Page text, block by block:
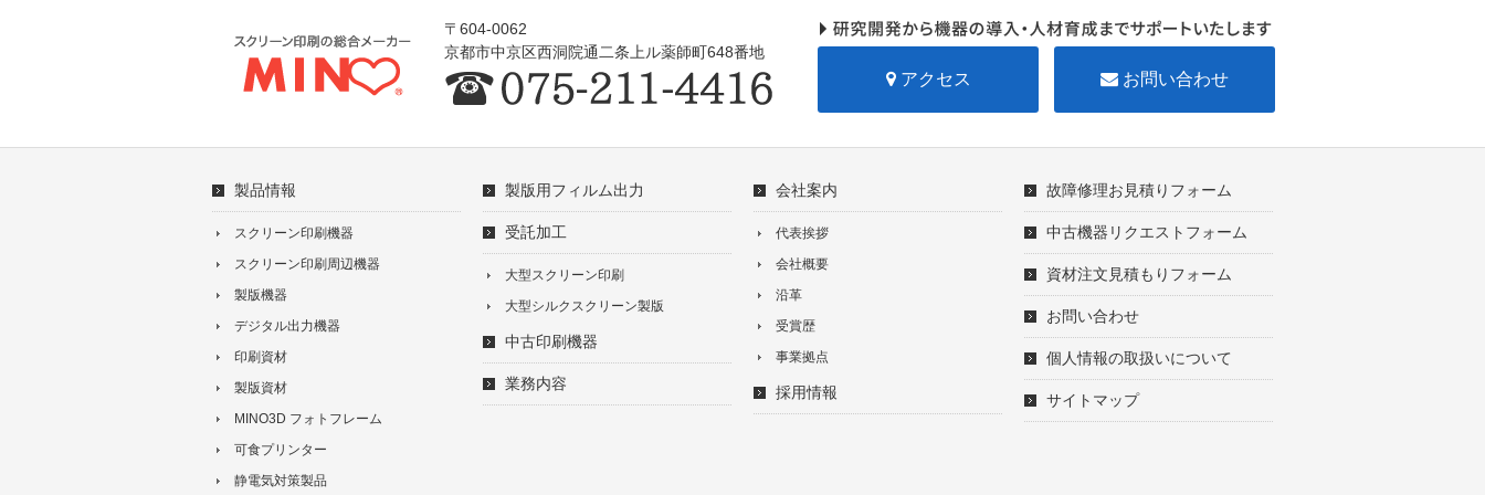
〒604-0062
京都市中京区西洞院通二条上ル薬師町648番地
アクセス お問い合わせ
製品情報
スクリーン印刷機器
スクリーン印刷周辺機器
製版機器
デジタル出力機器
印刷資材
製版資材
MINO3D フォトフレーム
可食プリンター
静電気対策製品
製版用フィルム出力
受託加工
大型スクリーン印刷
大型シルクスクリーン製版
中古印刷機器
業務内容
会社案内
代表挨拶
会社概要
沿革
受賞歴
事業拠点
採用情報
故障修理お見積りフォーム
中古機器リクエストフォーム
資材注文見積もりフォーム
お問い合わせ
個人情報の取扱いについて
サイトマップ